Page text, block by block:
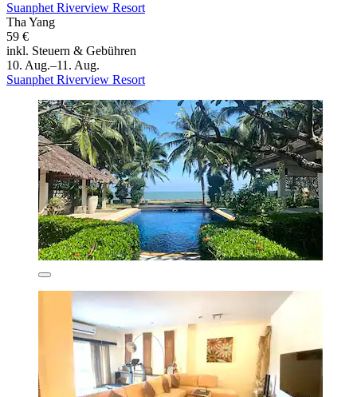
Suanphet Riverview Resort
Tha Yang
59 €
inkl. Steuern & Gebühren
10. Aug.–11. Aug.
Suanphet Riverview Resort